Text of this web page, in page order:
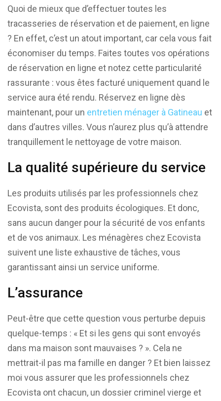
Quoi de mieux que d’effectuer toutes les
tracasseries de réservation et de paiement, en ligne
? En effet, c’est un atout important, car cela vous fait
économiser du temps. Faites toutes vos opérations
de réservation en ligne et notez cette particularité
rassurante : vous êtes facturé uniquement quand le
service aura été rendu. Réservez en ligne dès
maintenant, pour un entretien ménager à Gatineau et
dans d’autres villes. Vous n’aurez plus qu’à attendre
tranquillement le nettoyage de votre maison.
La qualité supérieure du service
Les produits utilisés par les professionnels chez
Ecovista, sont des produits écologiques. Et donc,
sans aucun danger pour la sécurité de vos enfants
et de vos animaux. Les ménagères chez Ecovista
suivent une liste exhaustive de tâches, vous
garantissant ainsi un service uniforme.
L’assurance
Peut-être que cette question vous perturbe depuis
quelque-temps : « Et si les gens qui sont envoyés
dans ma maison sont mauvaises ? ». Cela ne
mettrait-il pas ma famille en danger ? Et bien laissez
moi vous assurer que les professionnels chez
Ecovista ont chacun, un dossier criminel vierge et